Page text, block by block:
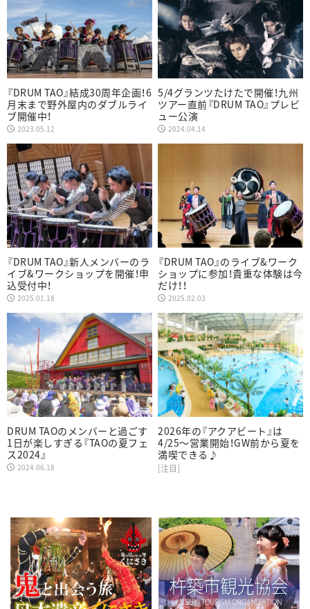
『DRUM TAO』結成30周年企画！6
月末まで野外屋内のダブルライ
ブ開催中！
2023.05.12
5/4グランツたけたで開催！九州
ツアー直前『DRUM TAO』プレビ
ュー公演
2024.04.14
『DRUM TAO』新人メンバーのラ
イブ&ワークショップを開催！申
込受付中！
2025.01.18
『DRUM TAO』のライブ&ワーク
ショップに参加！貴重な体験は今
だけ！！
2025.02.03
DRUM TAOのメンバーと過ごす
1日が楽しすぎる『TAOの夏フェ
ス2024』
2024.06.18
2026年の『アクアビート』は
4/25～営業開始！GW前から夏を
満喫できる♪
[注目]